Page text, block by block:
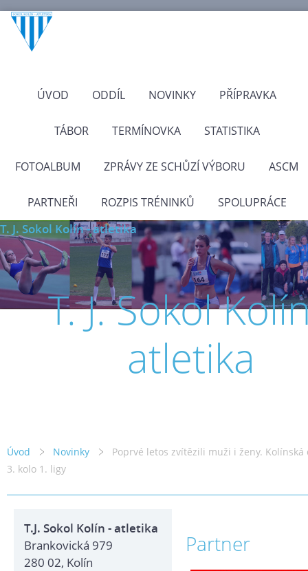
ÚVOD ODDÍL NOVINKY PŘÍPRAVKA
TÁBOR TERMÍNOVKA STATISTIKA
FOTOALBUM ZPRÁVY ZE SCHŮZÍ VÝBORU ASCM
PARTNEŘI ROZPIS TRÉNINKŮ SPOLUPRÁCE
T. J. Sokol Kolín - atletika
T. J. Sokol
atletika
Úvod Novinky
Poprvé letos zvítězili muži i ženy.
3. kolo 1. ligy
T.J. Sokol Kolín - atletika
Brankovická 979
280 02, Kolín
Partner